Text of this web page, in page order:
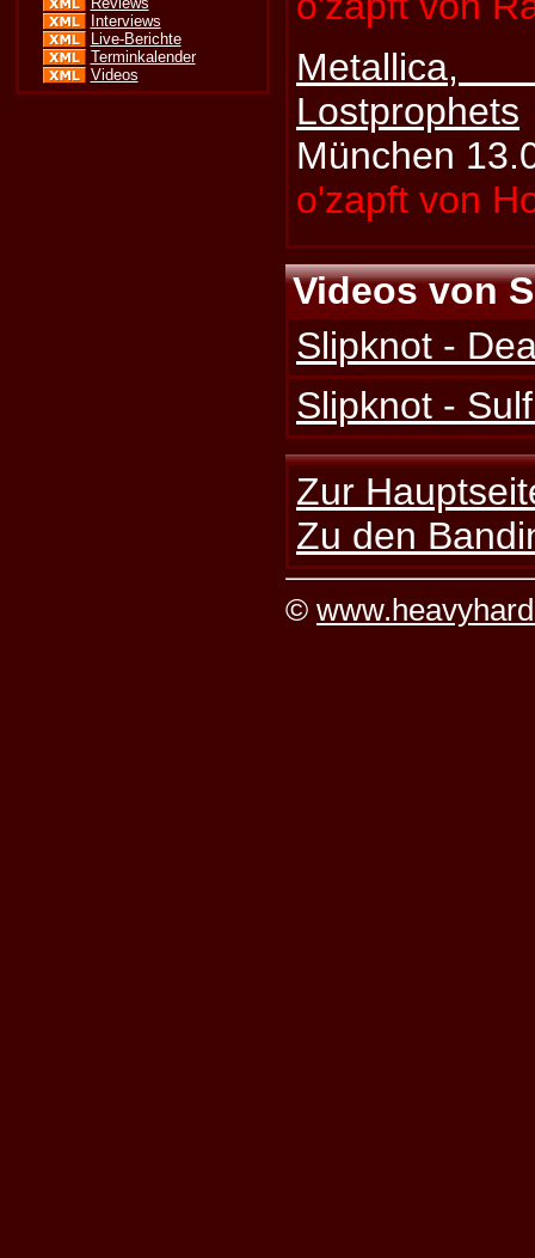
Interviews
Live-Berichte
Terminkalender
Videos
Lostprophets
München
o'zapft von
Videos von
Slipknot -
Slipknot -
Zur
Zu den
©